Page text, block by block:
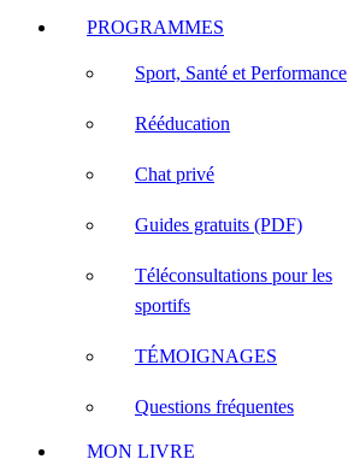
PROGRAMMES
Sport, Santé et Performance
Rééducation
Chat privé
Guides gratuits (PDF)
Téléconsultations pour les
sportifs
TÉMOIGNAGES
Questions fréquentes
MON LIVRE